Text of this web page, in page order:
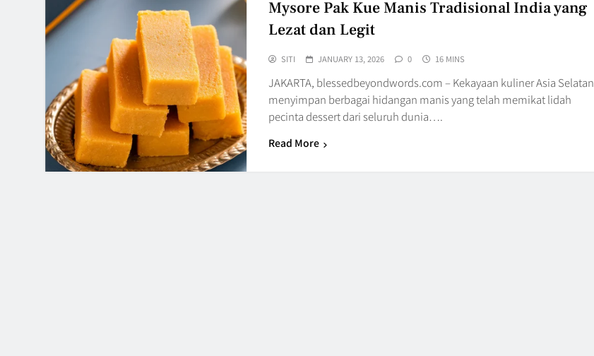
Mysore Pak Kue Manis Tradisional India yang
Lezat dan Legit
SITI JANUARY 13, 2026 0 16 MINS
JAKARTA, blessedbeyondwords.com – Kekayaan kuliner Asia Selatan
menyimpan berbagai hidangan manis yang telah memikat lidah
pecinta dessert dari seluruh dunia….
Read More